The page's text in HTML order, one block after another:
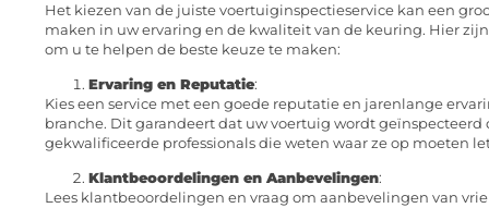
Het kiezen van de juiste voertuiginspectieservice kan een
maken in uw ervaring en de kwaliteit van de keuring. Hier
om u te helpen de beste keuze te maken:
Ervaring en Reputatie:
Kies een service met een goede reputatie en jarenlange
branche. Dit garandeert dat uw voertuig wordt geïnspecteerd
gekwalificeerde professionals die weten waar ze op moeten
Klantbeoordelingen en Aanbevelingen:
Lees klantbeoordelingen en vraag om aanbevelingen van